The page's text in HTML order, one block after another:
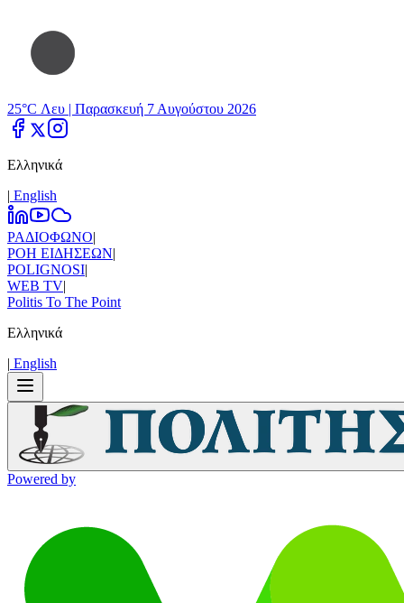
25°C Λευ | Παρασκευή 7 Αυγούστου 2026
Ελληνικά
| Εnglish
ΡΑΔΙΟΦΩΝΟ|
ΡΟΗ ΕΙΔΗΣΕΩΝ|
POLIGNOSI|
WEB TV|
Politis To The Point
Ελληνικά
| Εnglish
Powered by